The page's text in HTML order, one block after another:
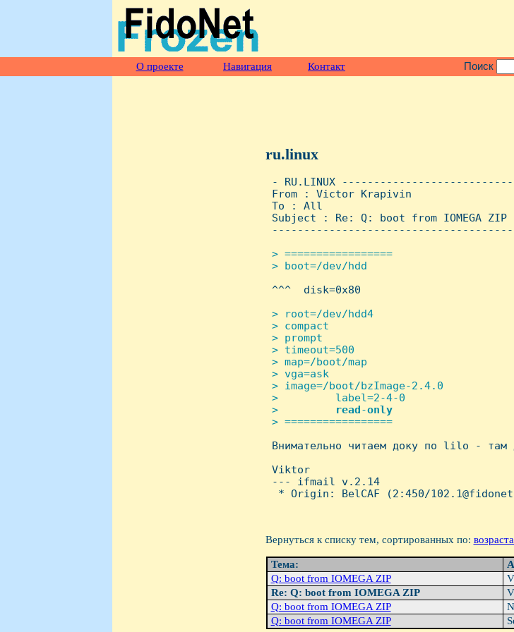
О проекте Навигация Контакт Поиск
ru.linux
- RU.LINUX
From : Victor Krapivin
To : All
Subject : Re: Q: boot from IOMEGA ZIP
> =================
> boot=/dev/hdd
^^^  disk=0x80
> root=/dev/hdd4
> compact
> prompt
> timeout=500
> map=/boot/map
> vga=ask
> image=/boot/bzImage-2.4.0
>         label=2-4-0
>
read-only
> =================
Внимательно читаем доку по lilo - там
Viktor
--- ifmail v.2.14
* Origin: BelCAF (2:450/
Вернуться к списку тем, сортированных по:
Тема:
Q: boot from IOMEGA ZIP
Re: Q: boot from IOMEGA ZIP
Q: boot from IOMEGA ZIP
Q: boot from IOMEGA ZIP